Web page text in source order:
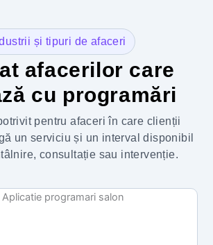
și tipuri de afaceri
afacerilor care
cu programări
pentru afaceri în care clienții
un serviciu și un interval disponibil
consultație sau intervenție.